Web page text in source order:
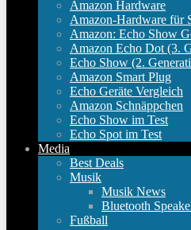
Amazon Hardware
Amazon-Hardware für
Amazon: Echo Show
Amazon Echo Dot (3.
Echo Show (2.
Amazon Smart Plug
Echo Geräte Vergleich
Amazon Schnäppchen
Echo Show im Test
Echo Spot im Test
Media
Best Deals
Musik
Musik News
Bluetooth
Fußball